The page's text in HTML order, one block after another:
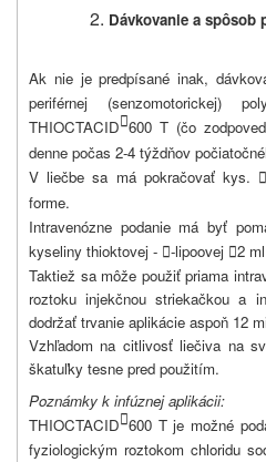
Dávkovanie a spôsob
Ak nie je predpísané inak,
periférnej (senzomotorickej)
THIOCTACID 600 T (čo
denne počas 2-4 týždňov
V liečbe sa má pokračovať kys.
forme.
Intravenózne podanie má byť
kyseliny thioktovej - -lipoovej 2
Taktiež sa môže použiť priama
roztoku injekčnou striekačkou a
dodržať trvanie aplikácie aspoň 12
Vzhľadom na citlivosť liečiva na
škatuľky tesne pred použitím.
Poznámky k infúznej aplikácii:
THIOCTACID 600 T je možné
fyziologickým roztokom chloridu